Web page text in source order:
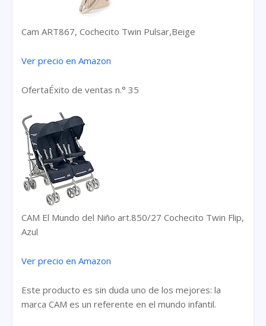
Cam ART867, Cochecito Twin Pulsar,Beige
Ver precio en Amazon
OfertaÉxito de ventas n.° 35
CAM El Mundo del Niño art.850/27 Cochecito Twin Flip,
Azul
Ver precio en Amazon
Este producto es sin duda uno de los mejores: la
marca CAM es un referente en el mundo infantil.